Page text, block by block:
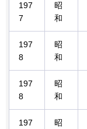
197
7
昭
和
197
8
昭
和
197
8
昭
和
197
昭